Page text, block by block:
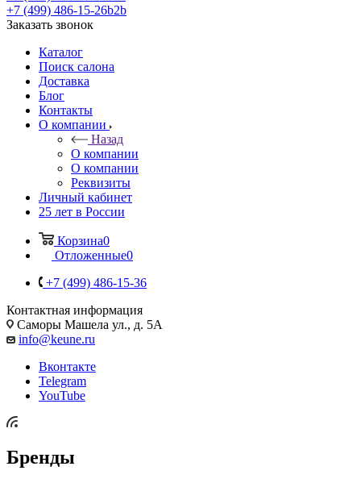
+7 (499) 486-15-26b2b
Заказать звонок
Каталог
Поиск салона
Доставка
Блог
Контакты
О компании
Назад
О компании
О компании
Реквизиты
Личный кабинет
25 лет в России
Корзина0
Отложенные0
+7 (499) 486-15-36
Контактная информация
Саморы Машела ул., д. 5А
info@keune.ru
Вконтакте
Telegram
YouTube
Бренды